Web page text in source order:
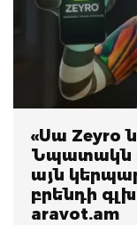
«Սա Zeyro
Նպատակն
այն
բրենդի
aravot.am